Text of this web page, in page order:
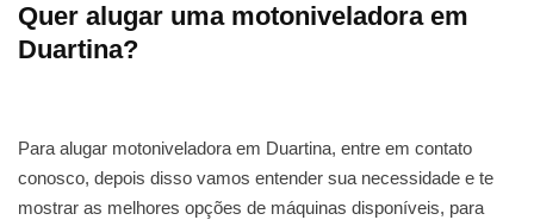
Quer alugar uma motoniveladora em
Duartina?
Para alugar motoniveladora em Duartina, entre em contato
conosco, depois disso vamos entender sua necessidade e te
mostrar as melhores opções de máquinas disponíveis, para